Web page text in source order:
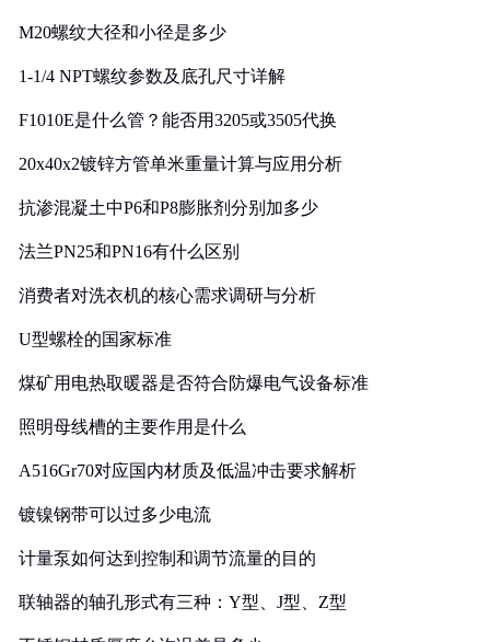
M20螺纹大径和小径是多少
1-1/4 NPT螺纹参数及底孔尺寸详解
F1010E是什么管？能否用3205或3505代换
20x40x2镀锌方管单米重量计算与应用分析
抗渗混凝土中P6和P8膨胀剂分别加多少
法兰PN25和PN16有什么区别
消费者对洗衣机的核心需求调研与分析
U型螺栓的国家标准
煤矿用电热取暖器是否符合防爆电气设备标准
照明母线槽的主要作用是什么
A516Gr70对应国内材质及低温冲击要求解析
镀镍钢带可以过多少电流
计量泵如何达到控制和调节流量的目的
联轴器的轴孔形式有三种：Y型、J型、Z型